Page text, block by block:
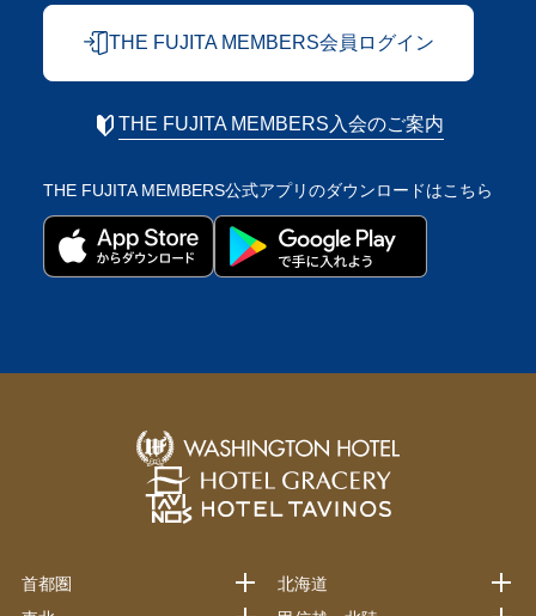
THE FUJITA MEMBERS会員ログイン
THE FUJITA MEMBERS入会のご案内
THE FUJITA MEMBERS公式アプリのダウンロードはこちら
首都圏
北海道